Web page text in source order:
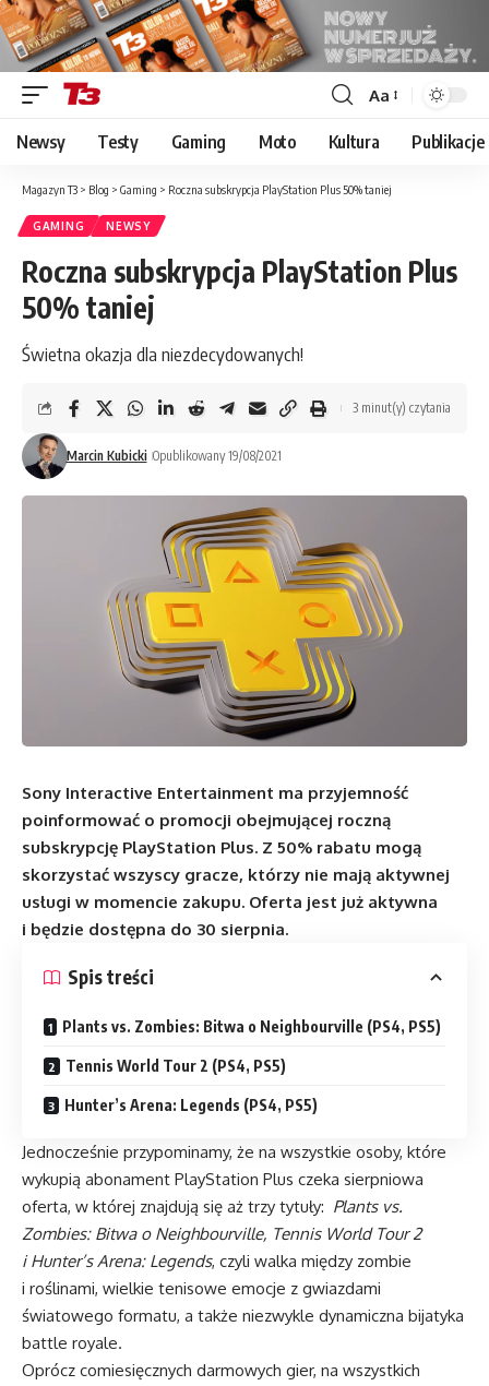
Font
Resizer
Aa
Newsy Testy Gaming Moto Kultura Publikacje
Magazyn T3 > Blog > Gaming > Roczna subskrypcja PlayStation Plus 50% taniej
GAMING NEWSY
Roczna subskrypcja PlayStation Plus
50% taniej
Świetna okazja dla niezdecydowanych!
Marcin Kubicki Opublikowany 19/08/2021
3 minut(y) czytania
Sony Interactive Entertainment ma przyjemność
poinformować o promocji obejmującej roczną
subskrypcję PlayStation Plus. Z 50% rabatu mogą
skorzystać wszyscy gracze, którzy nie mają aktywnej
usługi w momencie zakupu. Oferta jest już aktywna
i będzie dostępna do 30 sierpnia.
Spis treści
Plants vs. Zombies: Bitwa o Neighbourville (PS4, PS5)
Tennis World Tour 2 (PS4, PS5)
Hunter’s Arena: Legends (PS4, PS5)
Jednocześnie przypominamy, że na wszystkie osoby, które
wykupią abonament PlayStation Plus czeka sierpniowa
oferta, w której znajdują się aż trzy tytuły: Plants vs.
Zombies: Bitwa o Neighbourville, Tennis World Tour 2
i Hunter’s Arena: Legends, czyli walka między zombie
i roślinami, wielkie tenisowe emocje z gwiazdami
światowego formatu, a także niezwykle dynamiczna bijatyka
battle royale.
Oprócz comiesięcznych darmowych gier, na wszystkich